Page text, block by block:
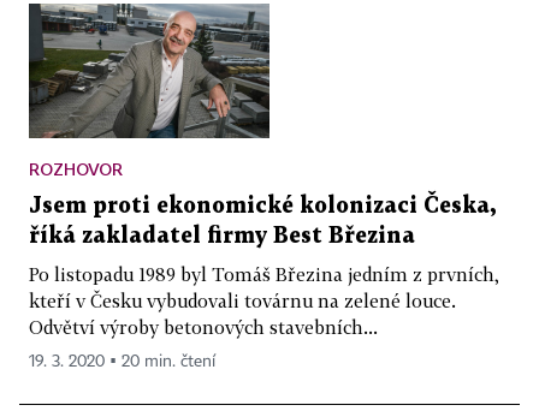
ROZHOVOR
Jsem proti ekonomické kolonizaci Česka,
říká zakladatel firmy Best Březina
Po listopadu 1989 byl Tomáš Březina jedním z prvních,
kteří v Česku vybudovali továrnu na zelené louce.
Odvětví výroby betonových stavebních...
19. 3. 2020 ▪ 20 min. čtení